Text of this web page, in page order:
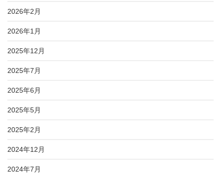
2026年2月
2026年1月
2025年12月
2025年7月
2025年6月
2025年5月
2025年2月
2024年12月
2024年7月